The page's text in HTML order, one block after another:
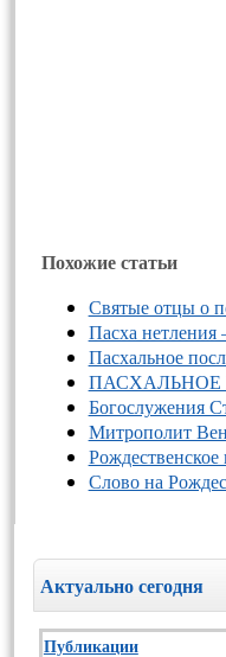
Похожие статьи
Святые отцы о
Пасха
Пасхальное
ПАСХАЛЬНОЕ
Богослужения
Митрополит
Слово на
Актуально сегодня
Публикации